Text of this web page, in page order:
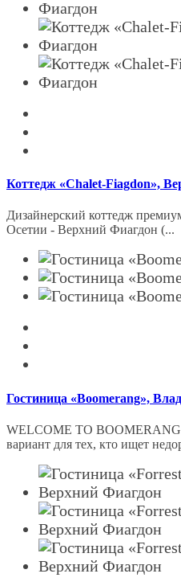
Коттедж «Chalet-Fiagdon»,
Дизайнерский коттедж
Осетии - Верхний Фиагдон (...
Гостиница «Boomerang»,
WELCOME TO
вариант для тех, кто ищет